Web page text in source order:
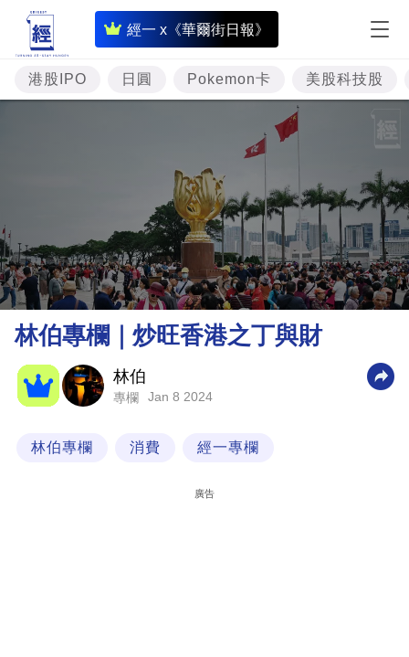
經一 x《華爾街日報》
即
時
財
經
樓
市
理
商
業
港股IPO 日圓 Pokemon卡 美股科技股
林伯專欄｜炒旺香港之丁與財
林伯
專欄 Jan 8 2024
林伯專欄 消費 經一專欄
廣告